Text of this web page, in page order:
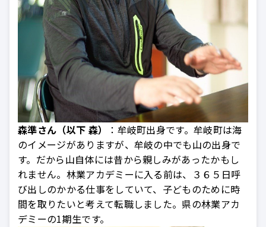
森準さん（以下 森）
：牟岐町出身です。牟岐町は海
のイメージがありますが、牟岐の中でも山の出身で
す。だから山自体には昔から親しみがあったかもし
れません。林業アカデミーに入る前は、３６５日呼
び出しのかかる仕事をしていて、子どものために時
間を取りたいと考えて転職しました。県の林業アカ
デミーの1期生です。